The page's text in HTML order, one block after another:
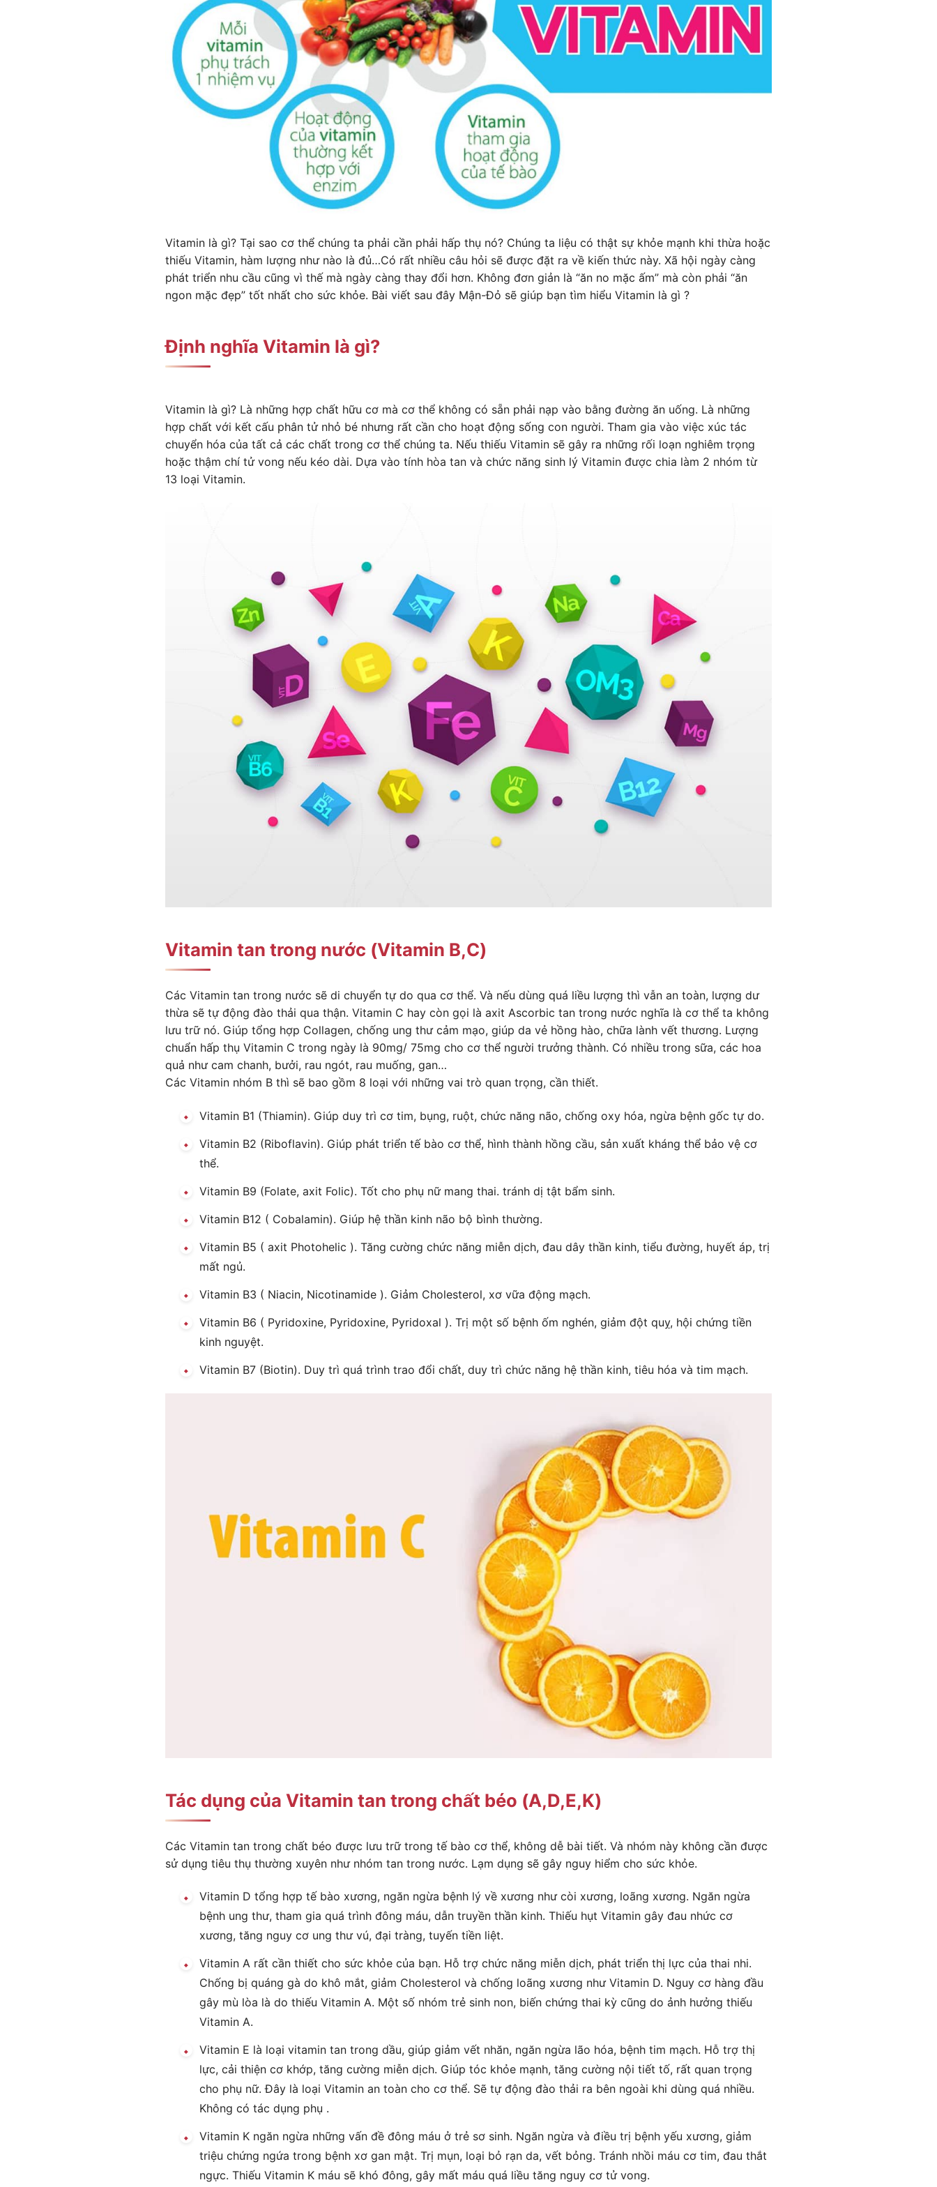
Vitamin là gì? Tại sao cơ thể chúng ta phải cần phải hấp thụ nó? Chúng ta liệu có thật sự khỏe mạnh khi thừa hoặc
thiếu Vitamin, hàm lượng như nào là đủ…Có rất nhiều câu hỏi sẽ được đặt ra về kiến thức này. Xã hội ngày càng
phát triển nhu cầu cũng vì thế mà ngày càng thay đổi hơn. Không đơn giản là “ăn no mặc ấm” mà còn phải “ăn
ngon mặc đẹp” tốt nhất cho sức khỏe. Bài viết sau đây Mận-Đỏ sẽ giúp bạn tìm hiểu Vitamin là gì ?
Định nghĩa Vitamin là gì?
Vitamin là gì? Là những hợp chất hữu cơ mà cơ thể không có sẵn phải nạp vào bằng đường ăn uống. Là những
hợp chất với kết cấu phân tử nhỏ bé nhưng rất cần cho hoạt động sống con người. Tham gia vào việc xúc tác
chuyển hóa của tất cả các chất trong cơ thể chúng ta. Nếu thiếu Vitamin sẽ gây ra những rối loạn nghiêm trọng
hoặc thậm chí tử vong nếu kéo dài. Dựa vào tính hòa tan và chức năng sinh lý Vitamin được chia làm 2 nhóm từ
13 loại Vitamin.
Vitamin tan trong nước (Vitamin B,C)
Các Vitamin tan trong nước sẽ di chuyển tự do qua cơ thể. Và nếu dùng quá liều lượng thì vẫn an toàn, lượng dư
thừa sẽ tự động đào thải qua thận. Vitamin C hay còn gọi là axit Ascorbic tan trong nước nghĩa là cơ thể ta không
lưu trữ nó. Giúp tổng hợp Collagen, chống ung thư cảm mạo, giúp da vẻ hồng hào, chữa lành vết thương. Lượng
chuẩn hấp thụ Vitamin C trong ngày là 90mg/ 75mg cho cơ thể người trưởng thành. Có nhiều trong sữa, các hoa
quả như cam chanh, bưởi, rau ngót, rau muống, gan…
Các Vitamin nhóm B thì sẽ bao gồm 8 loại với những vai trò quan trọng, cần thiết.
Vitamin B1 (Thiamin). Giúp duy trì cơ tim, bụng, ruột, chức năng não, chống oxy hóa, ngừa bệnh gốc tự do.
Vitamin B2 (Riboflavin). Giúp phát triển tế bào cơ thể, hình thành hồng cầu, sản xuất kháng thể bảo vệ cơ
thể.
Vitamin B9 (Folate, axit Folic). Tốt cho phụ nữ mang thai. tránh dị tật bẩm sinh.
Vitamin B12 ( Cobalamin). Giúp hệ thần kinh não bộ bình thường.
Vitamin B5 ( axit Photohelic ). Tăng cường chức năng miễn dịch, đau dây thần kinh, tiểu đường, huyết áp, trị
mất ngủ.
Vitamin B3 ( Niacin, Nicotinamide ). Giảm Cholesterol, xơ vữa động mạch.
Vitamin B6 ( Pyridoxine, Pyridoxine, Pyridoxal ). Trị một số bệnh ốm nghén, giảm đột quỵ, hội chứng tiền
kinh nguyệt.
Vitamin B7 (Biotin). Duy trì quá trình trao đổi chất, duy trì chức năng hệ thần kinh, tiêu hóa và tim mạch.
Tác dụng của Vitamin tan trong chất béo (A,D,E,K)
Các Vitamin tan trong chất béo được lưu trữ trong tế bào cơ thể, không dễ bài tiết. Và nhóm này không cần được
sử dụng tiêu thụ thường xuyên như nhóm tan trong nước. Lạm dụng sẽ gây nguy hiểm cho sức khỏe.
Vitamin D tổng hợp tế bào xương, ngăn ngừa bệnh lý về xương như còi xương, loãng xương. Ngăn ngừa
bệnh ung thư, tham gia quá trình đông máu, dẫn truyền thần kinh. Thiếu hụt Vitamin gây đau nhức cơ
xương, tăng nguy cơ ung thư vú, đại tràng, tuyến tiền liệt.
Vitamin A rất cần thiết cho sức khỏe của bạn. Hỗ trợ chức năng miễn dịch, phát triển thị lực của thai nhi.
Chống bị quáng gà do khô mắt, giảm Cholesterol và chống loãng xương như Vitamin D. Nguy cơ hàng đầu
gây mù lòa là do thiếu Vitamin A. Một số nhóm trẻ sinh non, biến chứng thai kỳ cũng do ảnh hưởng thiếu
Vitamin A.
Vitamin E là loại vitamin tan trong dầu, giúp giảm vết nhăn, ngăn ngừa lão hóa, bệnh tim mạch. Hỗ trợ thị
lực, cải thiện cơ khớp, tăng cường miễn dịch. Giúp tóc khỏe mạnh, tăng cường nội tiết tố, rất quan trọng
cho phụ nữ. Đây là loại Vitamin an toàn cho cơ thể. Sẽ tự động đào thải ra bên ngoài khi dùng quá nhiều.
Không có tác dụng phụ .
Vitamin K ngăn ngừa những vấn đề đông máu ở trẻ sơ sinh. Ngăn ngừa và điều trị bệnh yếu xương, giảm
triệu chứng ngứa trong bệnh xơ gan mật. Trị mụn, loại bỏ rạn da, vết bỏng. Tránh nhồi máu cơ tim, đau thắt
ngực. Thiếu Vitamin K máu sẽ khó đông, gây mất máu quá liều tăng nguy cơ tử vong.